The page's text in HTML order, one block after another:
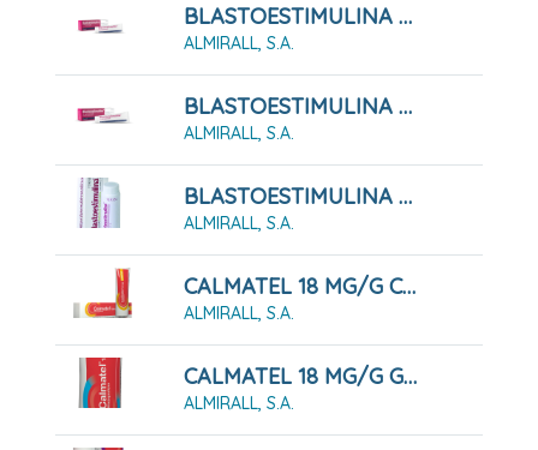
BLASTOESTIMULINA 10MG/G POMADA 30G
ALMIRALL, S.A.
BLASTOESTIMULINA 10MG/G POMADA 60G
ALMIRALL, S.A.
BLASTOESTIMULINA 2% POLVO CUTÁNEO 5 G
ALMIRALL, S.A.
CALMATEL 18 MG/G CREMA, 60 G
ALMIRALL, S.A.
CALMATEL 18 MG/G GEL, 60 G
ALMIRALL, S.A.